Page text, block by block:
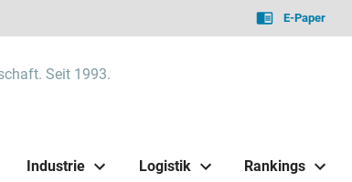
E-Paper
Seit 1993.
Industrie Logistik Rankings